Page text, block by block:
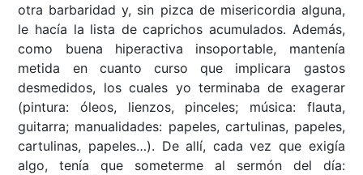
otra barbaridad y, sin pizca de misericordia alguna,
le hacía la lista de caprichos acumulados. Además,
como buena hiperactiva insoportable, mantenía
metida en cuanto curso que implicara gastos
desmedidos, los cuales yo terminaba de exagerar
(pintura: óleos, lienzos, pinceles; música: flauta,
guitarra; manualidades: papeles, cartulinas, papeles,
cartulinas, papeles…). De allí, cada vez que exigía
algo, tenía que someterme al sermón del día: